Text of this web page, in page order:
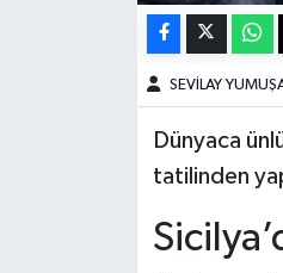
SEVİLAY
Dünyaca
tatilinden
SürManşet